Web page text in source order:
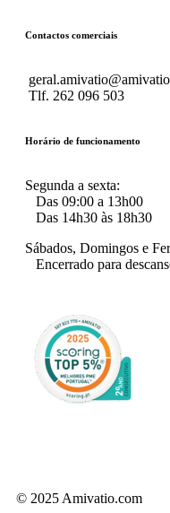
Contactos comerciais
Tlf. 262
Horário de funcionamento
Segunda a sexta:
Das 09:00 a 13h00
Das 14h30 às 18h30
Sábados, Domingos e
Encerrado para
© 2025 Amivatio.com